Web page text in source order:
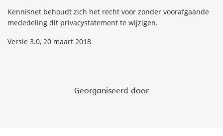
Kennisnet behoudt zich het recht voor zonder voorafgaande
mededeling dit privacystatement te wijzigen.
Versie 3.0, 20 maart 2018
Georganiseerd door